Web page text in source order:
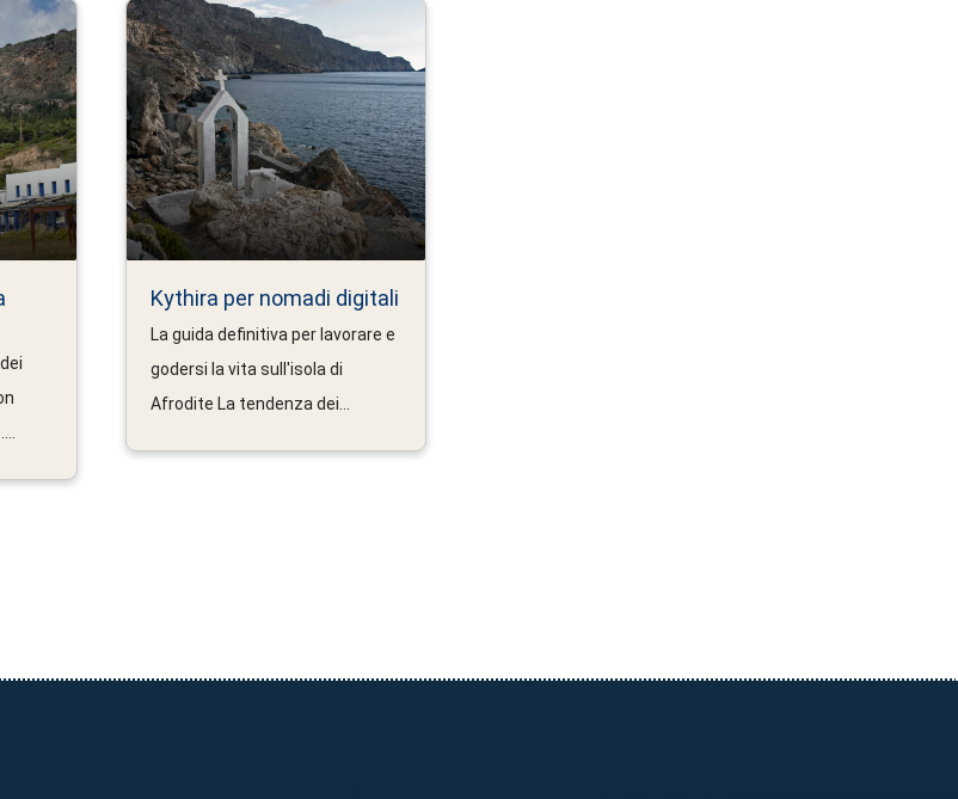
Kythira per nomadi digitali
La guida definitiva per lavorare e
godersi la vita sull'isola di
Afrodite La tendenza dei...